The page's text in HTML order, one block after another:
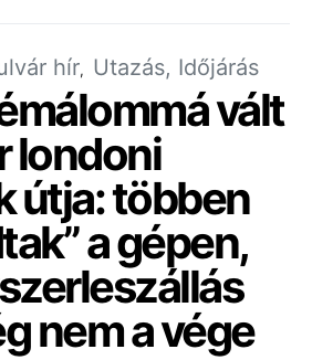
hír Utazás, Időjárás
vált
londoni
útja: többen
a gépen,
nem a vége